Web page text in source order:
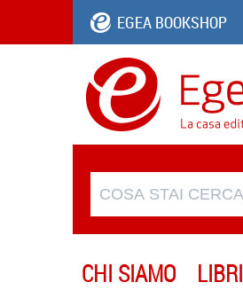
EGEA BOOKSHOP
CHI SIAMO LIBRI